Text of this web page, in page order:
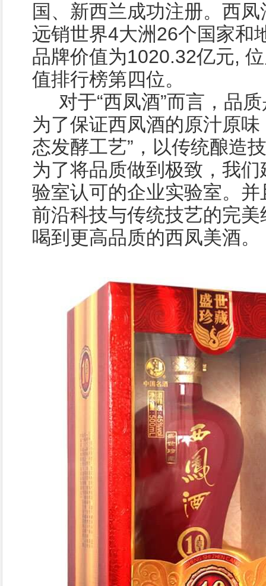
国、新西兰成功注册。西
远销世界4大洲26个国家和
品牌价值为1020.32亿元,
值排行榜第四位。
对于“西凤酒”而言，品
为了保证西凤酒的原汁原味
态发酵工艺”，以传统酿造
为了将品质做到极致，我
验室认可的企业实验室。并
前沿科技与传统技艺的完
喝到更高品质的西凤美酒。